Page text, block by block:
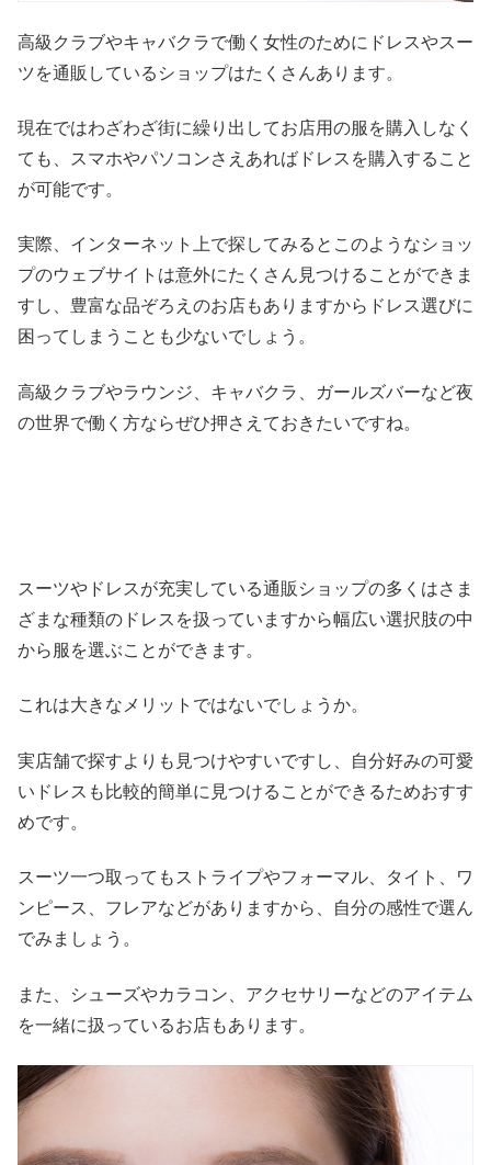
高級クラブやキャバクラで働く女性のためにドレスやスー
ツを通販しているショップはたくさんあります。
現在ではわざわざ街に繰り出してお店用の服を購入しなく
ても、スマホやパソコンさえあればドレスを購入すること
が可能です。
実際、インターネット上で探してみるとこのようなショッ
プのウェブサイトは意外にたくさん見つけることができま
すし、豊富な品ぞろえのお店もありますからドレス選びに
困ってしまうことも少ないでしょう。
高級クラブやラウンジ、キャバクラ、ガールズバーなど夜
の世界で働く方ならぜひ押さえておきたいですね。
スーツやドレスが充実している通販ショップの多くはさま
ざまな種類のドレスを扱っていますから幅広い選択肢の中
から服を選ぶことができます。
これは大きなメリットではないでしょうか。
実店舗で探すよりも見つけやすいですし、自分好みの可愛
いドレスも比較的簡単に見つけることができるためおすす
めです。
スーツ一つ取ってもストライプやフォーマル、タイト、ワ
ンピース、フレアなどがありますから、自分の感性で選ん
でみましょう。
また、シューズやカラコン、アクセサリーなどのアイテム
を一緒に扱っているお店もあります。